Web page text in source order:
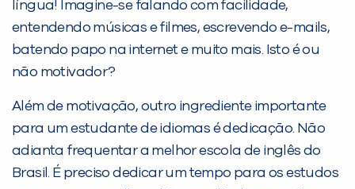
língua! Imagine-se falando com facilidade,
entendendo músicas e filmes, escrevendo e-mails,
batendo papo na internet e muito mais. Isto é ou
não motivador?
Além de motivação, outro ingrediente importante
para um estudante de idiomas é dedicação. Não
adianta frequentar a melhor escola de inglês do
Brasil. É preciso dedicar um tempo para os estudos
Você é aluno inFlux?
Sim Não
VOLTAR